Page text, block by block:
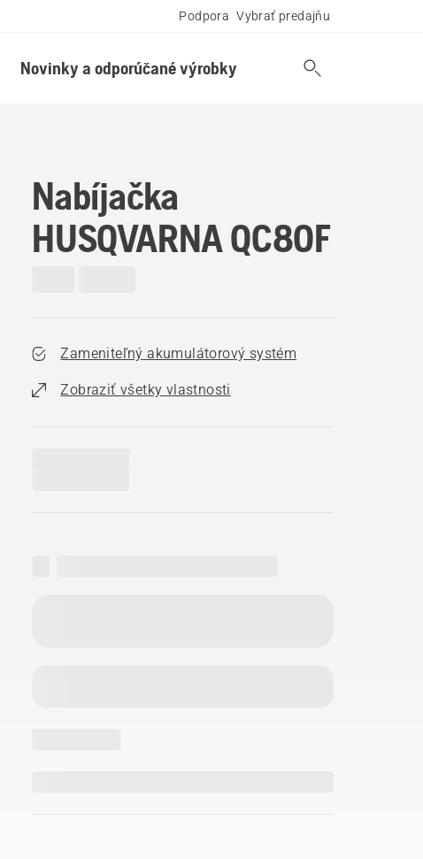
Podpora Vybrať predajňu
Novinky a odporúčané výrobky
Nabíjačka
HUSQVARNA QC80F
Zameniteľný akumulátorový systém
Zobraziť všetky vlastnosti